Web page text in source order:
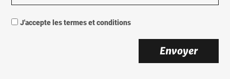
J'accepte les termes et conditions
Envoyer